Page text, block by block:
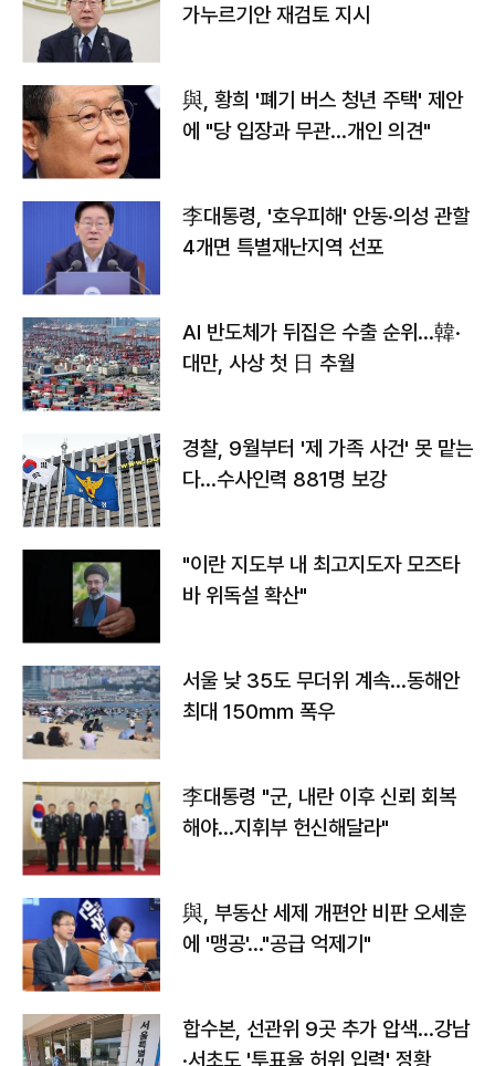
가누르기안 재검토 지시
與, 황희 '폐기 버스 청년 주택' 제안
에 "당 입장과 무관…개인 의견"
李대통령, '호우피해' 안동·의성 관할
4개면 특별재난지역 선포
AI 반도체가 뒤집은 수출 순위…韓·
대만, 사상 첫 日 추월
경찰, 9월부터 '제 가족 사건' 못 맡는
다…수사인력 881명 보강
"이란 지도부 내 최고지도자 모즈타
바 위독설 확산"
서울 낮 35도 무더위 계속…동해안
최대 150㎜ 폭우
李대통령 "군, 내란 이후 신뢰 회복
해야…지휘부 헌신해달라"
與, 부동산 세제 개편안 비판 오세훈
에 '맹공'…"공급 억제기"
합수본, 선관위 9곳 추가 압색…강남
·서초도 '투표율 허위 입력' 정황